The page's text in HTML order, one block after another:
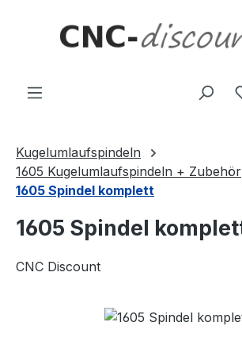
Kugelumlaufspindeln
1605 Kugelumlaufspindeln + Zubehör
1605 Spindel komplett
1605 Spindel
CNC Discount
Bildergalerie überspringen